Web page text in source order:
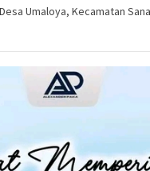
Umaloya, Kecamatan